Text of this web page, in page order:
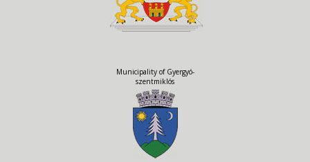
Municipality of Gyergyó-
szentmiklós